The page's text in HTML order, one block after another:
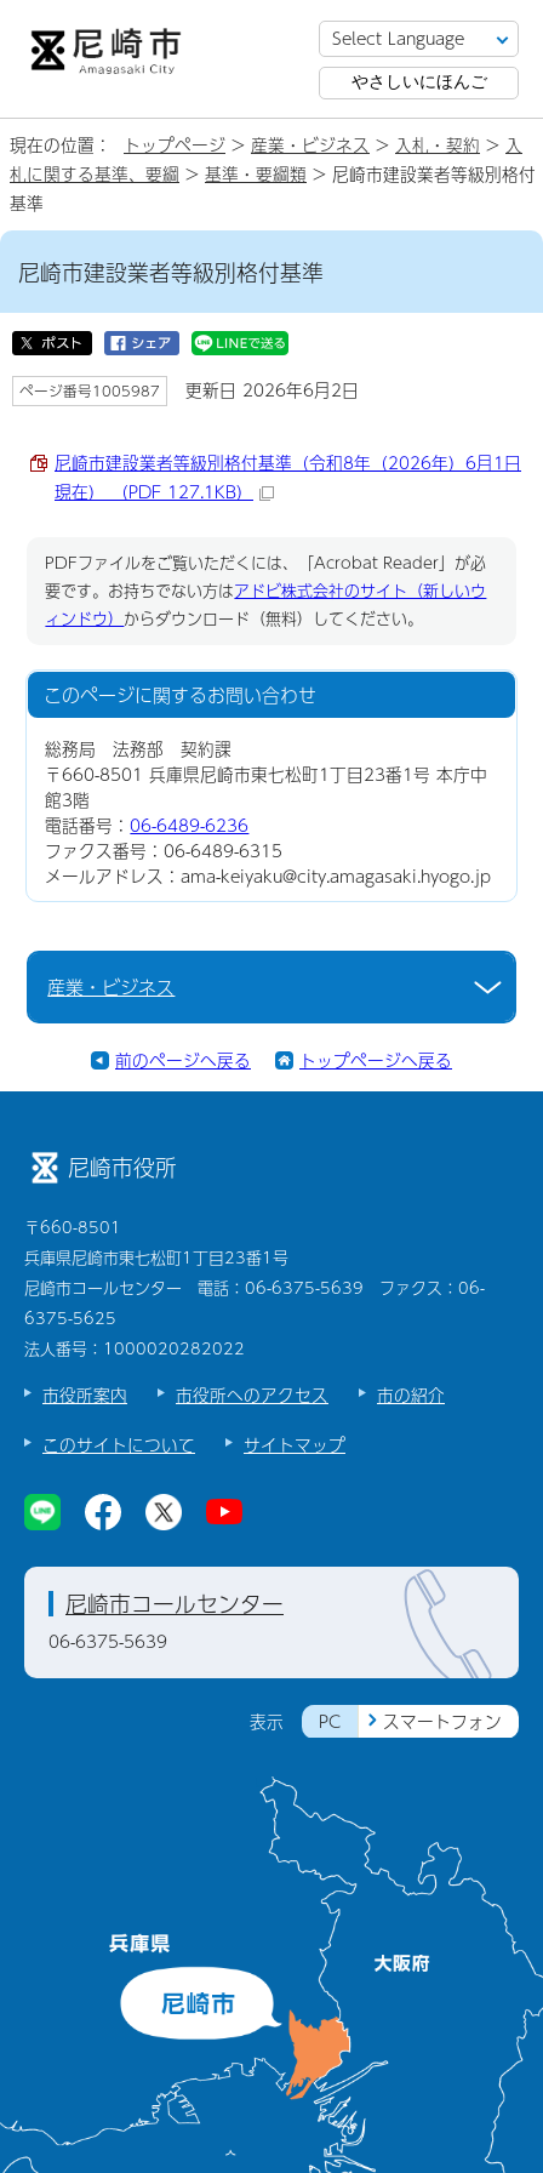
やさしいにほんご
現在の位置： トップページ > 産業・ビジネス > 入札・契約 > 入
札に関する基準、要綱 > 基準・要綱類 > 尼崎市建設業者等級別格付
基準
尼崎市建設業者等級別格付基準
ページ番号1005987 更新日 2026年6月2日
尼崎市建設業者等級別格付基準（令和8年（2026年）6月1日
現在） （PDF 127.1KB）
PDFファイルをご覧いただくには、「Acrobat Reader」が必
要です。お持ちでない方はアドビ株式会社のサイト（新しいウ
ィンドウ） からダウンロード（無料）してください。
このページに関するお問い合わせ
総務局 法務部 契約課
〒660-8501 兵庫県尼崎市東七松町1丁目23番1号 本庁中
館3階
電話番号：06-6489-6236
ファクス番号：06-6489-6315
メールアドレス：ama-keiyaku@city.amagasaki.hyogo.jp
産業・ビジネス
前のページへ戻る トップページへ戻る
尼崎市役所
〒660-8501
兵庫県尼崎市東七松町1丁目23番1号
尼崎市コールセンター 電話：06-6375-5639 ファクス：06-
6375-5625
法人番号：1000020282022
市役所案内 市役所へのアクセス
市の紹介
このサイトについて
サイトマップ
表示 PC スマートフォン
尼崎市コールセンター
06-6375-5639